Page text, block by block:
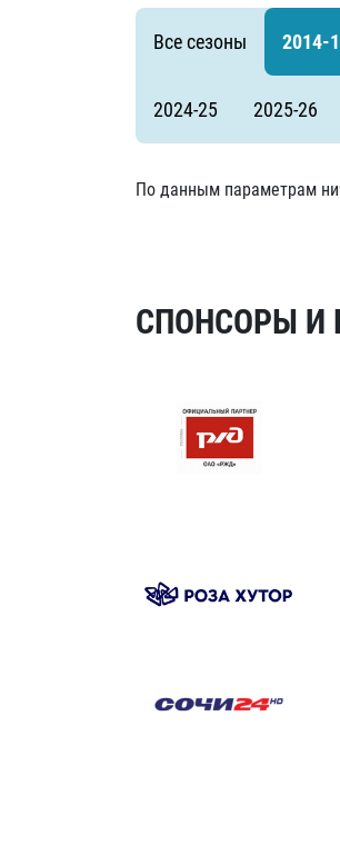
Все сезоны 2014-
2024-25 2025-26
По данным параметрам
СПОНСОРЫ И